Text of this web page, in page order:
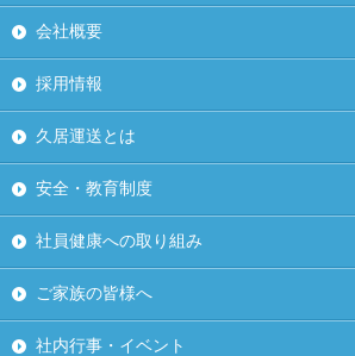
会社概要
採用情報
久居運送とは
安全・教育制度
社員健康への取り組み
ご家族の皆様へ
社内行事・イベント